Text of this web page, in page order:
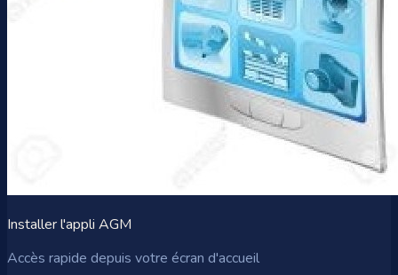
Installer l'appli AGM
Accès rapide depuis votre écran d'accueil